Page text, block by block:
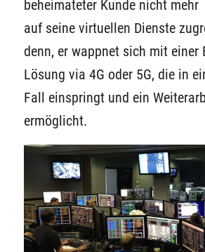
beheimateter Kunde nicht mehr
auf seine virtuellen Dienste
denn, er wappnet sich mit einer
Lösung via 4G oder 5G, die in
Fall einspringt und ein
ermöglicht.